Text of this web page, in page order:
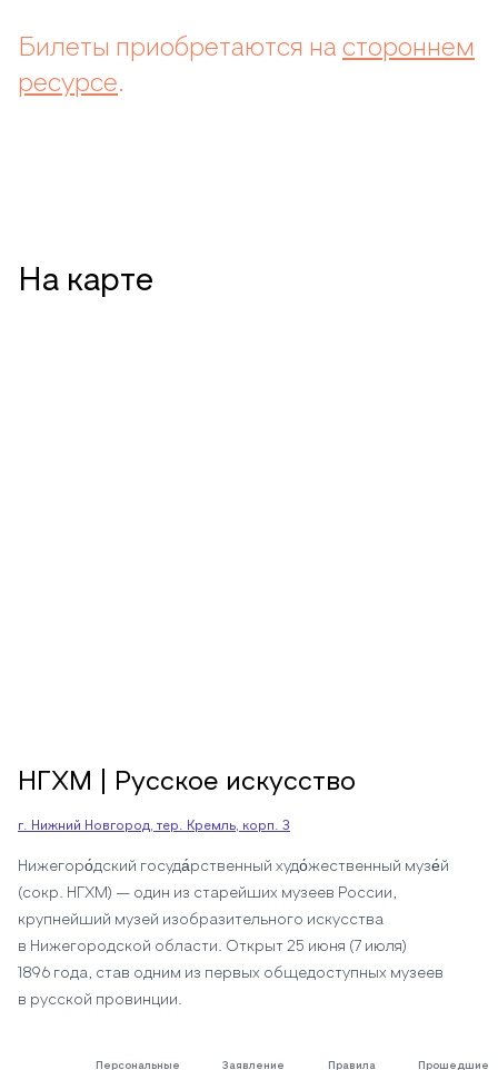
Билеты приобретаются на стороннем
ресурсе.
На карте
НГХМ | Русское искусство
г. Нижний Новгород, тер. Кремль, корп. 3
Нижегоро́дский госуда́рственный худо́жественный музе́й
(сокр. НГХМ) — один из старейших музеев России,
крупнейший музей изобразительного искусства
в Нижегородской области. Открыт 25 июня (7 июля)
1896 года, став одним из первых общедоступных музеев
в русской провинции.
Персональные Заявление Правила Прошедшие